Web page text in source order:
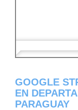
GOOGLE
EN
PARAGUAY